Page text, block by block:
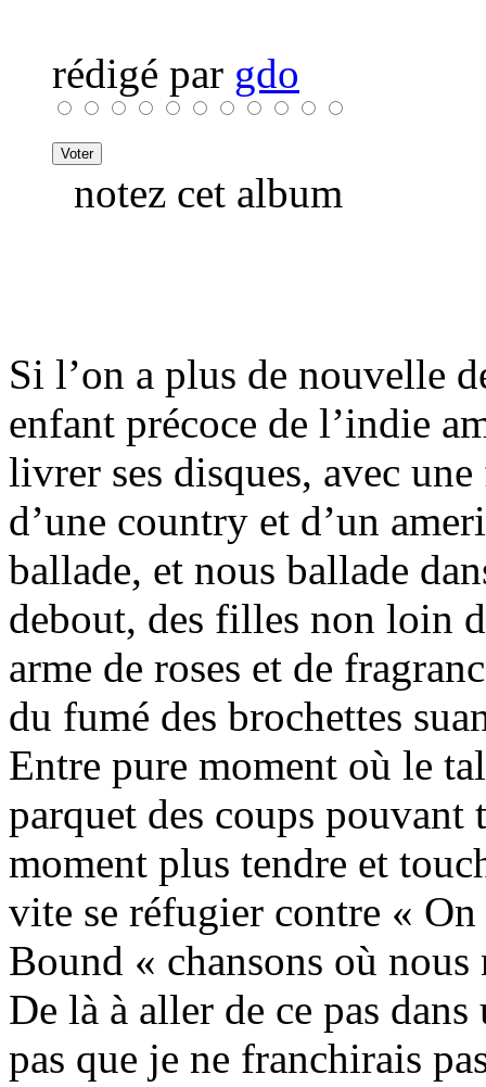
rédigé par gdo
notez cet album
Si l’on a plus de nouvelle
enfant précoce de l’indie
livrer ses disques, avec
d’une country et d’un
ballade, et nous ballade
debout, des filles non loin
arme de roses et de
du fumé des brochettes
Entre pure moment où le
parquet des coups pouvant
moment plus tendre et
vite se réfugier contre «
Bound « chansons où
De là à aller de ce pas
pas que je ne franchirais